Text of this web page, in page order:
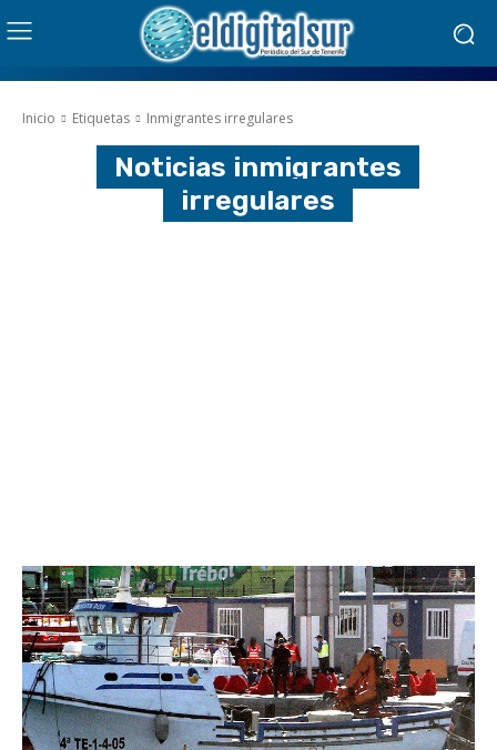
Inicio Etiquetas Inmigrantes irregulares
Noticias inmigrantes
irregulares